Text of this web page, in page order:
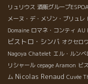
リュリウス 酒販グループ
メーヌ・デ・メゾン・ブリュレ
Domaine ロマネ・コンティ AU
ビストロ・シンバ オクセロ
Nagoya Chatelet エル・ルンベ
リシャール cepage Aramon ビ
ム Nicolas Renaud Cuvée